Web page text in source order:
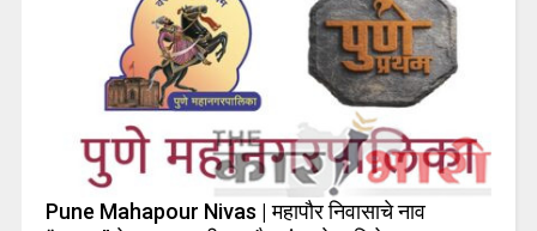
Pune Mahapour Nivas | महापौर निवासाचे नाव